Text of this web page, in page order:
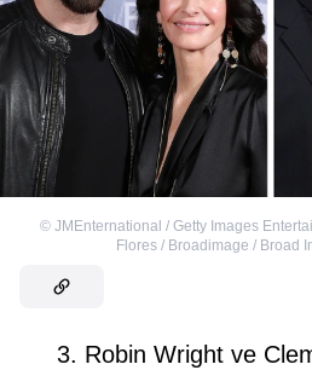
© JMEnternational / Getty Images
Flores / Broadimage / Broad
3. Robin Wright ve